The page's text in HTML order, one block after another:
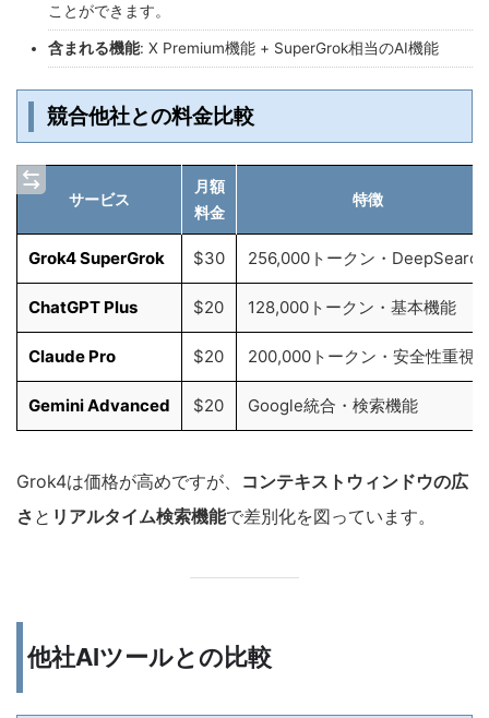
ことができます。
含まれる機能: X Premium機能 + SuperGrok相当のAI機能
競合他社との料金比較
サービス
月額
料金
特徴
Grok4 SuperGrok $30 256,000トークン・DeepSearch
ChatGPT Plus $20 128,000トークン・基本機能
Claude Pro $20 200,000トークン・安全性重視
Gemini Advanced $20 Google統合・検索機能
Grok4は価格が高めですが、 コンテキストウィンドウの広
さ と リアルタイム検索機能で差別化を図っています。
他社AIツールとの比較